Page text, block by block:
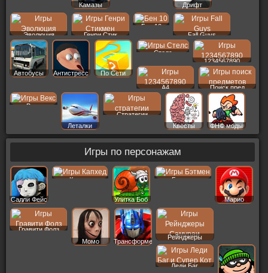
Камазы
Дрифт
Эволюция Генри Стик
Бен 10
Fall Guys
Автобусы Антистресс По Сети
Стелс
1234567890
A4 Поиск пред
Векс
Леталки
Стратегии
Квесты
ФНФ моды
Игры по персонажам
Салли Фейс
Капхед
Улитка Боб
Бэтмен
Марио
Гравити Фолз
Момо
Трансформеры
Рейнджеры
Леди Баг